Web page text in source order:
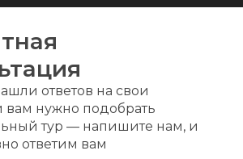
58
45
19
27
ответов на свои
вам нужно подобрать
тур — напишите нам, и
ответим вам